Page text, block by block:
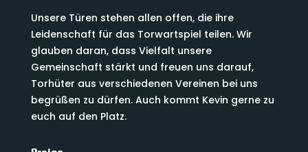
Unsere Türen stehen allen offen, die ihre
Leidenschaft für das Torwartspiel teilen. Wir
glauben daran, dass Vielfalt unsere
Gemeinschaft stärkt und freuen uns darauf,
Torhüter aus verschiedenen Vereinen bei uns
begrüßen zu dürfen. Auch kommt Kevin gerne zu
euch auf den Platz.